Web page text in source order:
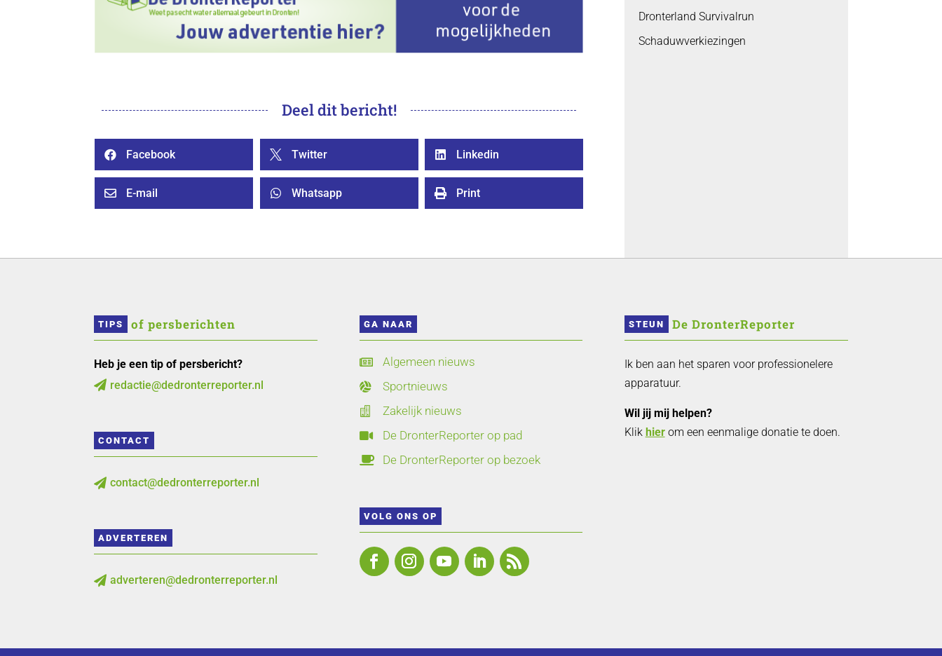
Deel dit bericht!
 Facebook  Twitter  Linkedin
 E-mail  Whatsapp  Print
Dronterland Survivalrun
Schaduwverkiezingen
TIPS of persberichten
Heb je een tip of persbericht?
 redactie@dedronterreporter.nl
CONTACT
 contact@dedronterreporter.nl
ADVERTEREN
 adverteren@dedronterreporter.nl
GA NAAR
 Algemeen nieuws
 Sportnieuws
 Zakelijk nieuws
 De DronterReporter op pad
 De DronterReporter op bezoek
VOLG ONS OP
STEUN De DronterReporter
Ik ben aan het sparen voor professionelere
apparatuur.
Wil jij mij helpen?
Klik hierom een eenmalige donatie te doen.